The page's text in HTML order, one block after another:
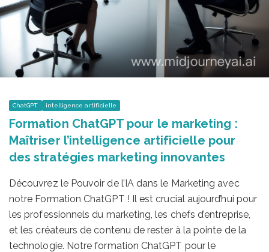
ChatGPT intelligence artificielle
Formation ChatGPT pour le marketing :
Maîtriser l’intelligence artificielle pour
des stratégies marketing innovantes
Découvrez le Pouvoir de l’IA dans le Marketing avec
notre Formation ChatGPT ! Il est crucial aujourd’hui pour
les professionnels du marketing, les chefs d’entreprise,
et les créateurs de contenu de rester à la pointe de la
technologie. Notre formation ChatGPT pour le